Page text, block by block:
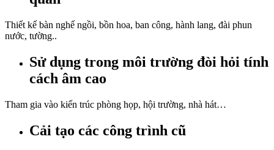
Thiết kế bàn nghế ngồi, bồn hoa, ban công, hành lang, đài phun
nước, tường..
Sử dụng trong môi trường đòi hỏi tính
cách âm cao
Tham gia vào kiến trúc phòng họp, hội trường, nhà hát…
Cải tạo các công trình cũ